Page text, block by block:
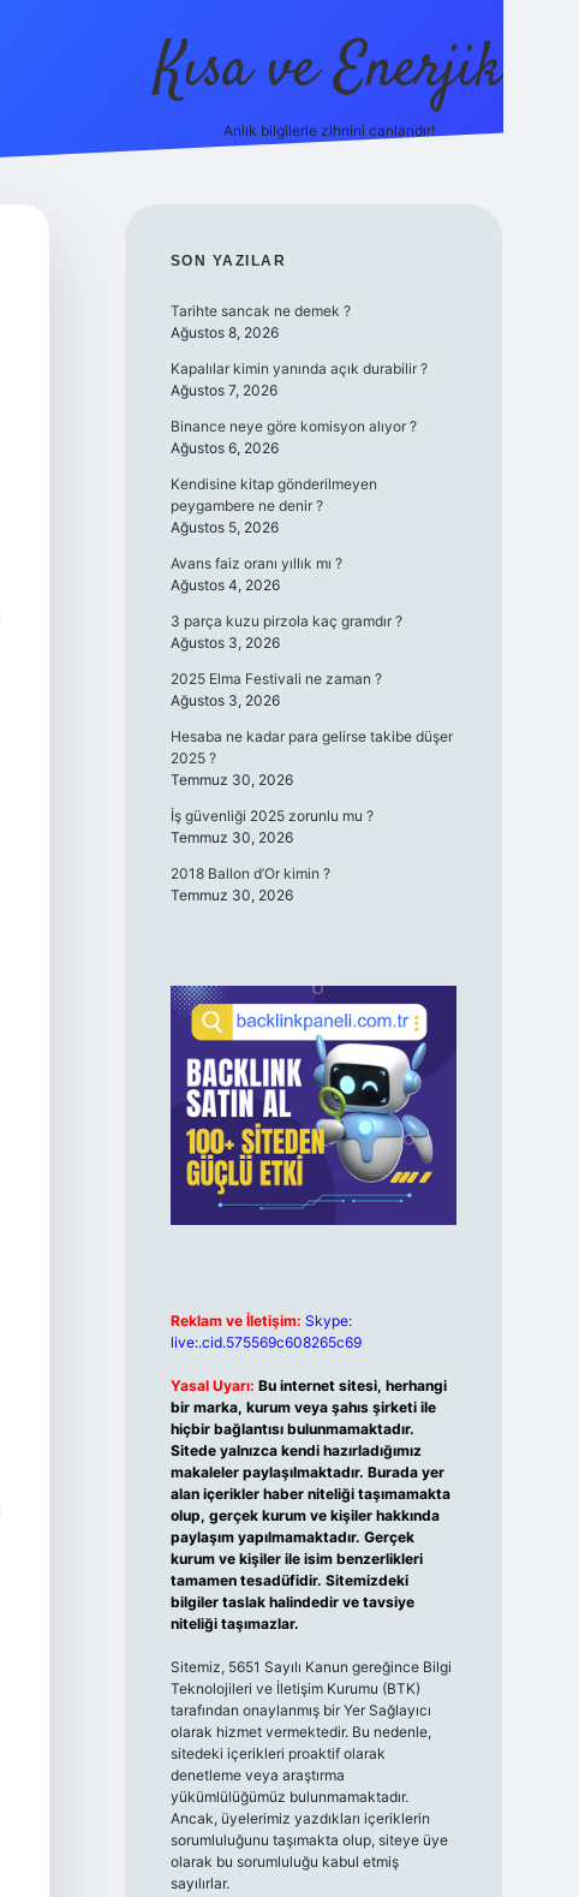
Kısa ve Enerjik
Anlık bilgilerle zihnini canlandır!
SIDEBAR
SON YAZILAR
Tarihte sancak ne demek ?
Ağustos 8, 2026
Kapalılar kimin yanında açık durabilir ?
Ağustos 7, 2026
Binance neye göre komisyon alıyor ?
Ağustos 6, 2026
Kendisine kitap gönderilmeyen
peygambere ne denir ?
Ağustos 5, 2026
Avans faiz oranı yıllık mı ?
Ağustos 4, 2026
3 parça kuzu pirzola kaç gramdır ?
Ağustos 3, 2026
2025 Elma Festivali ne zaman ?
Ağustos 3, 2026
Hesaba ne kadar para gelirse takibe düşer
2025 ?
Temmuz 30, 2026
İş güvenliği 2025 zorunlu mu ?
Temmuz 30, 2026
2018 Ballon d’Or kimin ?
Temmuz 30, 2026
Reklam ve İletişim: Skype:
live:.cid.575569c608265c69
Yasal Uyarı: Bu internet sitesi, herhangi
bir marka, kurum veya şahıs şirketi ile
hiçbir bağlantısı bulunmamaktadır.
Sitede yalnızca kendi hazırladığımız
makaleler paylaşılmaktadır. Burada yer
alan içerikler haber niteliği taşımamakta
olup, gerçek kurum ve kişiler hakkında
paylaşım yapılmamaktadır. Gerçek
kurum ve kişiler ile isim benzerlikleri
tamamen tesadüfidir. Sitemizdeki
bilgiler taslak halindedir ve tavsiye
niteliği taşımazlar.
Sitemiz, 5651 Sayılı Kanun gereğince Bilgi
Teknolojileri ve İletişim Kurumu (BTK)
tarafından onaylanmış bir Yer Sağlayıcı
olarak hizmet vermektedir. Bu nedenle,
sitedeki içerikleri proaktif olarak
denetleme veya araştırma
yükümlülüğümüz bulunmamaktadır.
Ancak, üyelerimiz yazdıkları içeriklerin
sorumluluğunu taşımakta olup, siteye üye
olarak bu sorumluluğu kabul etmiş
sayılırlar.